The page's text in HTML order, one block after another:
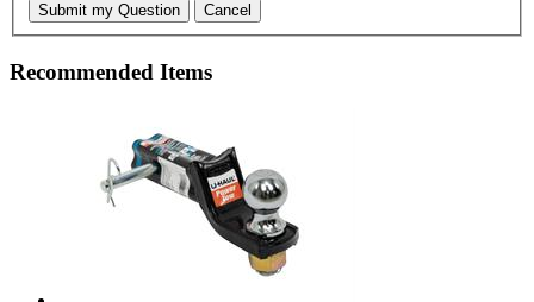
Submit my Question Cancel
Recommended Items